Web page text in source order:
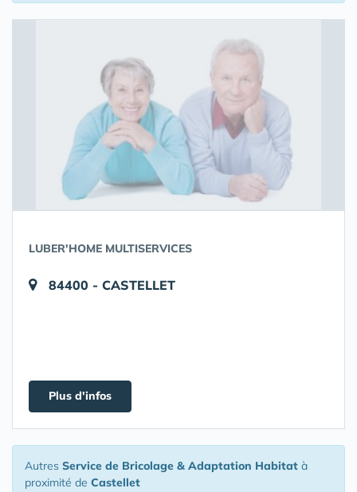
LUBER'HOME MULTISERVICES
84400 - CASTELLET
Plus d'infos
Autres Service de Bricolage & Adaptation Habitat à
proximité de Castellet